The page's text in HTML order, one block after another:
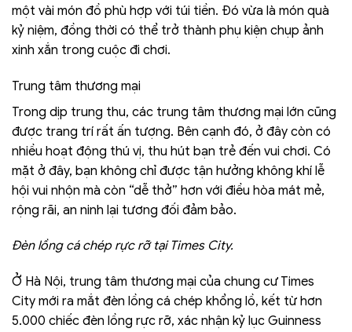
một vài món đồ phù hợp với túi tiền. Đó vừa là món quà
kỷ niệm, đồng thời có thể trở thành phụ kiện chụp ảnh
xinh xắn trong cuộc đi chơi.
Trung tâm thương mại
Trong dịp trung thu, các trung tâm thương mại lớn cũng
được trang trí rất ấn tượng. Bên cạnh đó, ở đây còn có
nhiều hoạt động thú vị, thu hút bạn trẻ đến vui chơi. Có
mặt ở đây, bạn không chỉ được tận hưởng không khí lễ
hội vui nhộn mà còn “dễ thở” hơn với điều hòa mát mẻ,
rộng rãi, an ninh lại tương đối đảm bảo.
Đèn lồng cá chép rực rỡ tại Times City.
Ở Hà Nội, trung tâm thương mại của chung cư Times
City mới ra mắt đèn lồng cá chép khổng lồ, kết từ hơn
5.000 chiếc đèn lồng rực rỡ, xác nhận kỷ lục Guinness